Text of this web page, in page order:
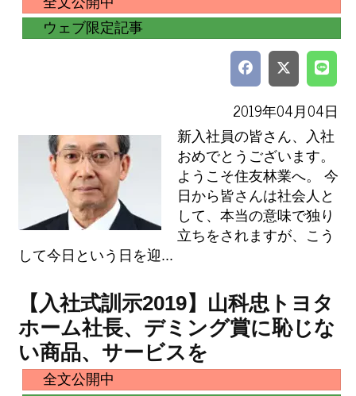
ウェブ限定記事
2019年04月04日
新入社員の皆さん、入社
おめでとうございます。
ようこそ住友林業へ。 今
日から皆さんは社会人と
して、本当の意味で独り
立ちをされますが、こう
して今日という日を迎...
【入社式訓示2019】山科忠トヨタ
ホーム社長、デミング賞に恥じな
い商品、サービスを
全文公開中